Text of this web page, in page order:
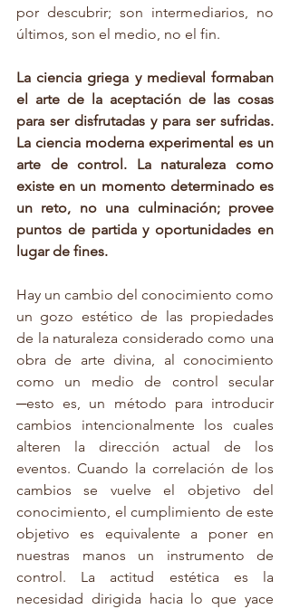
por descubrir; son intermediarios, no
últimos, son el medio, no el fin.
La ciencia griega y medieval formaban
el arte de la aceptación de las cosas
para ser disfrutadas y para ser sufridas.
La ciencia moderna experimental es un
arte de control. La naturaleza como
existe en un momento determinado es
un reto, no una culminación; provee
puntos de partida y oportunidades en
lugar de fines.
Hay un cambio del conocimiento como
un gozo estético de las propiedades
de la naturaleza considerado como una
obra de arte divina, al conocimiento
como un medio de control secular
─esto es, un método para introducir
cambios intencionalmente los cuales
alteren la dirección actual de los
eventos. Cuando la correlación de los
cambios se vuelve el objetivo del
conocimiento, el cumplimiento de este
objetivo es equivalente a poner en
nuestras manos un instrumento de
control. La actitud estética es la
necesidad dirigida hacia lo que yace